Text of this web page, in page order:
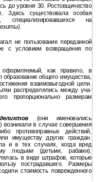
до уровня 30. Ростовщичество
Здесь существовала особая
специализировавшихся на
не пользование переданной
с условием возвращения по
оформляемый, как правило, в
общего имущества,
взаимовыгодной цели.
распределялись между уча-
пропорционально размерам
(они именовались
возникали в случае совершения
противоправных действий,
имуществу других граждан.
и в тех случаях, когда вред
людьми (детьми, рабами).
в виде штрафов, которые
пострадавшего. Размеры
стоимость поврежденного